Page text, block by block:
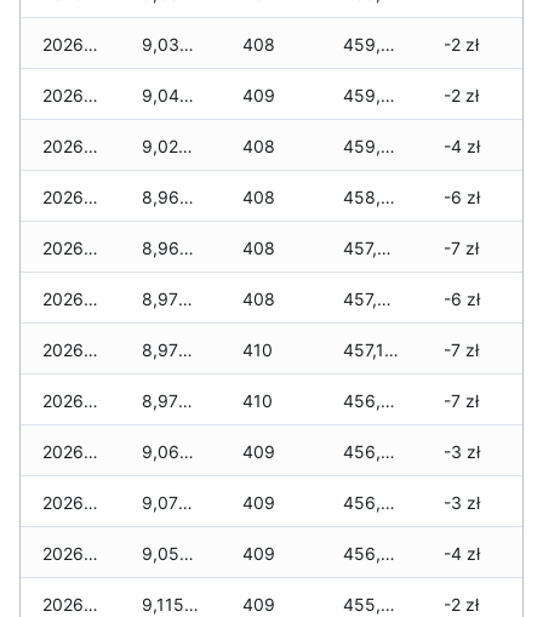
2026-03-03 9,035 zł 408 459,915 zł -2 zł
2026-03-02 9,040 zł 409 459,315 zł -2 zł
2026-03-01 9,020 zł 408 459,050 zł -4 zł
2026-02-27 8,965 zł 408 458,040 zł -6 zł
2026-02-26 8,965 zł 408 457,640 zł -7 zł
2026-02-25 8,975 zł 408 457,560 zł -6 zł
2026-02-24 8,975 zł 410 457,110 zł -7 zł
2026-02-23 8,970 zł 410 456,750 zł -7 zł
2026-02-22 9,065 zł 409 456,585 zł -3 zł
2026-02-21 9,075 zł 409 456,370 zł -3 zł
2026-02-20 9,055 zł 409 456,085 zł -4 zł
2026-02-19 9,115 zł 409 455,970 zł -2 zł